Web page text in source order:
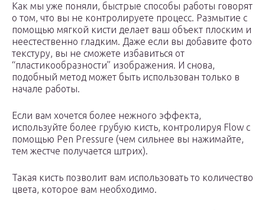
Как мы уже поняли, быстрые способы работы говорят
о том, что вы не контролируете процесс. Размытие с
помощью мягкой кисти делает ваш объект плоским и
неестественно гладким. Даже если вы добавите фото
текстуру, вы не сможете избавиться от
“пластикообразности” изображения. И снова,
подобный метод может быть использован только в
начале работы.
Если вам хочется более нежного эффекта,
используйте более грубую кисть, контролируя Flow с
помощью Pen Pressure (чем сильнее вы нажимайте,
тем жестче получается штрих).
Такая кисть позволит вам использовать то количество
цвета, которое вам необходимо.